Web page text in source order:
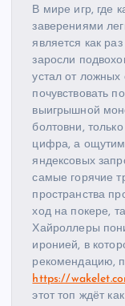
В мире игр, где
заверениями
является как
заросли
устал от
почувствовать
выигрышной
болтовни,
цифра, а
яндексовых
самые горячие
пространства
ход на покере,
Хайроллеры
иронией, в
рекомендацию,
https://
этот топ ждёт